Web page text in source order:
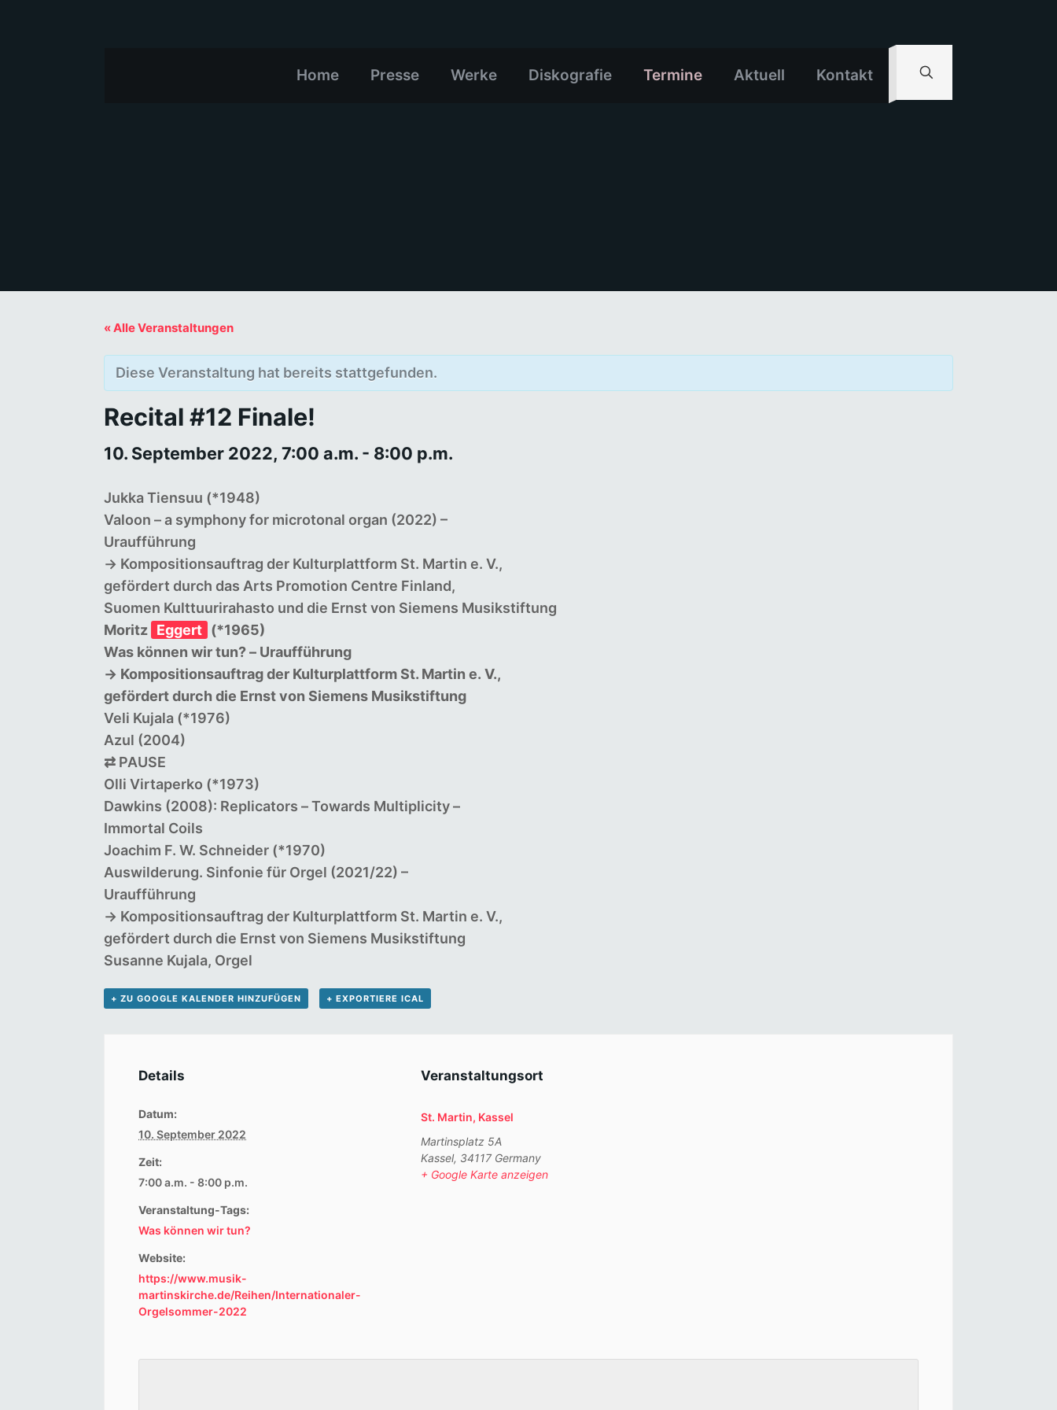
Home Presse Werke Diskografie Termine Aktuell Kontakt
« Alle Veranstaltungen
Diese Veranstaltung hat bereits stattgefunden.
Recital #12 Finale!
10. September 2022, 7:00 a.m. - 8:00 p.m.
Jukka Tiensuu (*1948)
Valoon –a symphonyfor microtonal organ (2022) –
Uraufführung
→ Kompositionsauftrag der Kulturplattform St. Martin e. V.,
gefördert durch das Arts Promotion Centre Finland,
Suomen Kulttuurirahasto und die Ernst von Siemens Musikstiftung
Moritz Eggert (*1965)
Was können wirtun?– Uraufführung
→ Kompositionsauftrag der Kulturplattform St. Martin e. V.,
gefördert durch die Ernst von Siemens Musikstiftung
Veli Kujala (*1976)
Azul (2004)
⇄ PAUSE
Olli Virtaperko (*1973)
Dawkins (2008): Replicators –Towards Multiplicity–
Immortal Coils
Joachim F. W. Schneider (*1970)
Auswilderung. Sinfonie für Orgel (2021/22) –
Uraufführung
→ Kompositionsauftrag der Kulturplattform St. Martin e. V.,
gefördert durch die Ernst von Siemens Musikstiftung
Susanne Kujala, Orgel
+ ZU GOOGLE KALENDER HINZUFÜGEN + EXPORTIERE ICAL
Details
Datum:
10. September 2022
Zeit:
7:00 a.m. - 8:00 p.m.
Veranstaltung-Tags:
Was können wir tun?
Website:
https://www.musik-
martinskirche.de/Reihen/Internationaler-
Orgelsommer-2022
Veranstaltungsort
St. Martin, Kassel
Martinsplatz 5A
Kassel, 34117 Germany
+ Google Karte anzeigen